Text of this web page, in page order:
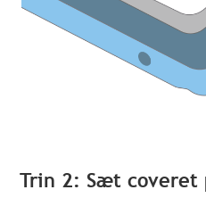
Trin 2: Sæt coveret